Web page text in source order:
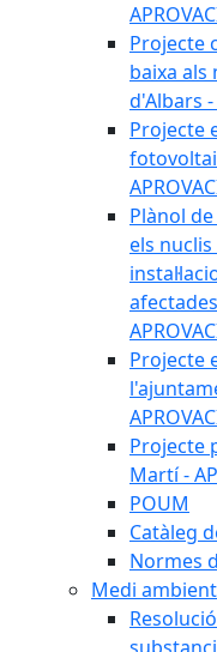
Projecte
baixa als
d'Albars -
Projecte
Plànol
els
Projecte
Projecte
Martí -
POUM
Catàleg
Normes
Medi